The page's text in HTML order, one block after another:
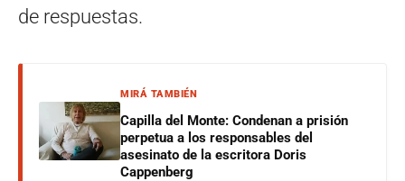
de respuestas.
MIRÁ TAMBIÉN
Capilla del Monte: Condenan a prisión
perpetua a los responsables del
asesinato de la escritora Doris
Cappenberg